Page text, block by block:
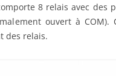
8 relais avec des
ouvert à COM).
des relais.